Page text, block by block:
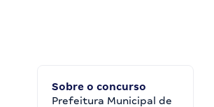
Sobre o concurso
Prefeitura Municipal de